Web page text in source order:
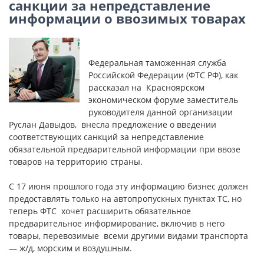
санкции за непредставление
информации о ввозимых товарах
Федеральная таможенная служба
Российской Федерации (ФТС РФ), как
рассказал на Красноярском
экономическом форуме заместитель
руководителя данной организации
Руслан Давыдов, внесла предложение о введении
соответствующих санкций за непредставление
обязательной предварительной информации при ввозе
товаров на территорию страны.
С 17 июня прошлого года эту информацию бизнес должен
предоставлять только на автопропускных пунктах ТС, но
теперь ФТС хочет расширить обязательное
предварительное информирование, включив в него
товары, перевозимые всеми другими видами транспорта
— ж/д, морским и воздушным.